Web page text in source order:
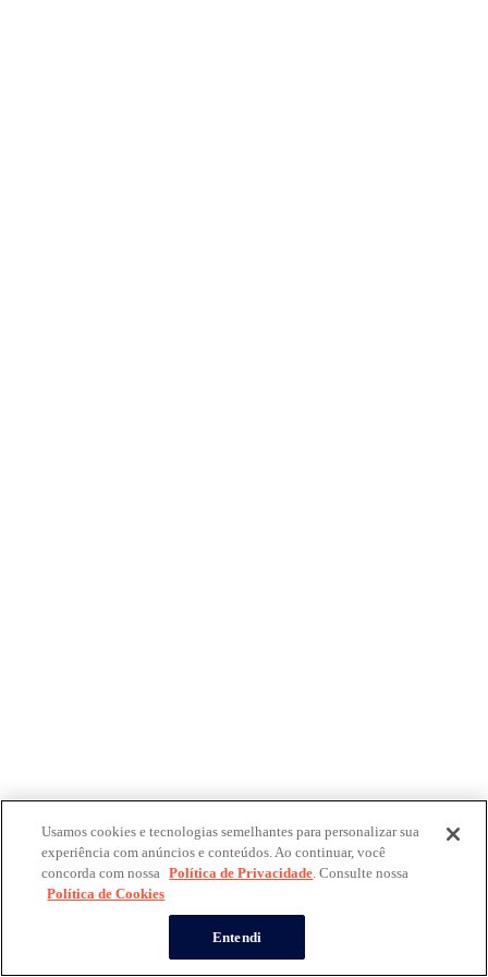
Usamos cookies e tecnologias semelhantes para personalizar sua
experiência com anúncios e conteúdos. Ao continuar, você
concorda com nossa Política de Privacidade. Consulte nossa
Política de Cookies
Entendi